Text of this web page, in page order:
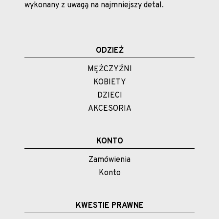
wykonany z uwagą na najmniejszy detal.
ODZIEŻ
MĘŻCZYŹNI
KOBIETY
DZIECI
AKCESORIA
KONTO
Zamówienia
Konto
KWESTIE PRAWNE